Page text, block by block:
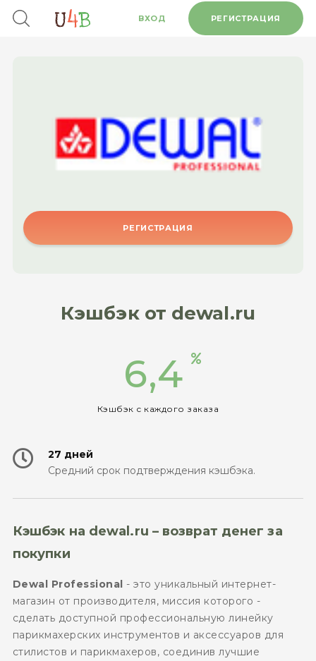
ВХОД РЕГИСТРАЦИЯ
РЕГИСТРАЦИЯ
Кэшбэк от dewal.ru
6,4
Кэшбэк с каждого заказа
27 дней
Средний срок подтверждения кэшбэка.
Кэшбэк на dewal.ru – возврат денег за
покупки
Dewal Professional - это уникальный интернет-
магазин от производителя, миссия которого -
сделать доступной профессиональную линейку
парикмахерских инструментов и аксессуаров для
стилистов и парикмахеров, соединив лучшие